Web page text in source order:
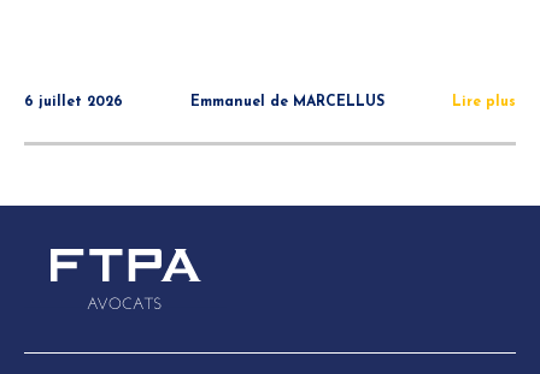
6 juillet 2026 Emmanuel de MARCELLUS Lire plus